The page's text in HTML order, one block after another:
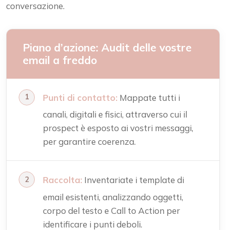
conversazione.
Piano d’azione: Audit delle vostre
email a freddo
Punti di contatto: Mappate tutti i
canali, digitali e fisici, attraverso cui il
prospect è esposto ai vostri messaggi,
per garantire coerenza.
Raccolta: Inventariate i template di
email esistenti, analizzando oggetti,
corpo del testo e Call to Action per
identificare i punti deboli.